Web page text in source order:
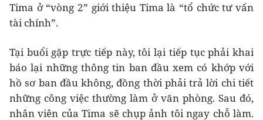
Tima ở “vòng 2” giới thiệu Tima là “tổ chức tư vấn
tài chính”.
Tại buổi gặp trực tiếp này, tôi lại tiếp tục phải khai
báo lại những thông tin ban đầu xem có khớp với
hồ sơ ban đầu không, đồng thời phải trả lời chi tiết
những công việc thường làm ở văn phòng. Sau đó,
nhân viên của Tima sẽ chụp ảnh tôi ngay chỗ làm.